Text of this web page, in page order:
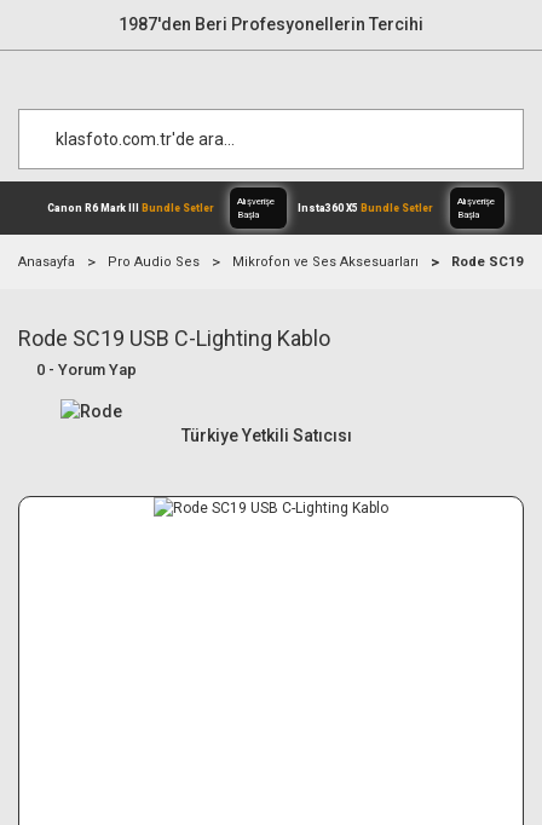
1987'den Beri Profesyonellerin Tercihi
Canon R6 Mark IIIBundle Setler
Anasayfa Pro Audio Ses Mikrofon ve Ses Aksesuarları Rode SC19
Rode SC19 USB C-Lighting Kablo
0 - Yorum Yap
Türkiye Yetkili Satıcısı